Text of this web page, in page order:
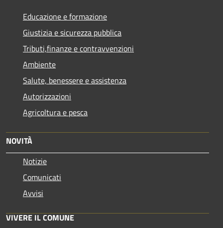
Educazione e formazione
Giustizia e sicurezza pubblica
Tributi,finanze e contravvenzioni
Ambiente
Salute, benessere e assistenza
Autorizzazioni
Agricoltura e pesca
NOVITÀ
Notizie
Comunicati
Avvisi
VIVERE IL COMUNE